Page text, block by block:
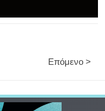
Επόμενο >